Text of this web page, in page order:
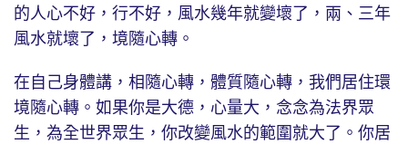
的人心不好，行不好，風水幾年就變壞了，兩、三年
風水就壞了，境隨心轉。
在自己身體講，相隨心轉，體質隨心轉，我們居住環
境隨心轉。如果你是大德，心量大，念念為法界眾
生，為全世界眾生，你改變風水的範圍就大了。你居